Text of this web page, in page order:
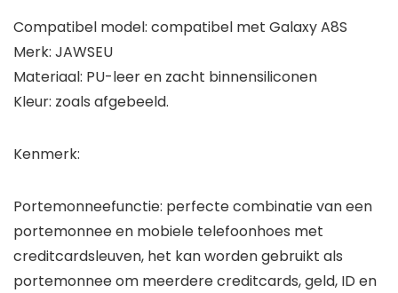
Compatibel model: compatibel met Galaxy A8S
Merk: JAWSEU
Materiaal: PU-leer en zacht binnensiliconen
Kleur: zoals afgebeeld.
Kenmerk:
Portemonneefunctie: perfecte combinatie van een
portemonnee en mobiele telefoonhoes met
creditcardsleuven, het kan worden gebruikt als
portemonnee om meerdere creditcards, geld, ID en